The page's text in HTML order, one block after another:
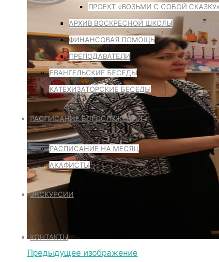
ПРОЕКТ «ВОЗЬМИ С СОБОЙ СКАЗКУ»
АРХИВ ВОСКРЕСНОЙ ШКОЛЫ
ФИНАНСОВАЯ ПОМОЩЬ
ПРЕПОДАВАТЕЛИ
ЕВАНГЕЛЬСКИЕ БЕСЕДЫ
КАТЕХИЗАТОРСКИЕ БЕСЕДЫ
РАСПИСАНИЕ БОГОСЛУЖЕНИЙ
РАСПИСАНИЕ НА МЕСЯЦ
АКАФИСТЫ
ЭКСКУРСИИ
КОНТАКТЫ
Предыдущее изображение